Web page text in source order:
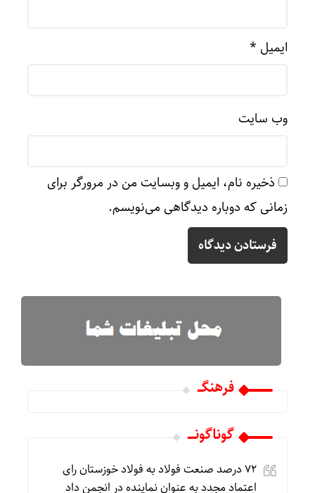
ایمیل *
وب‌ سایت
ذخیره نام، ایمیل و وبسایت من در مرورگر برای
زمانی که دوباره دیدگاهی می‌نویسم.
فرهنگـــ
گوناگونـــــ
۷۲ درصد صنعت فولاد به فولاد خوزستان رای
اعتماد مجدد به عنوان نماینده در انجمن داد